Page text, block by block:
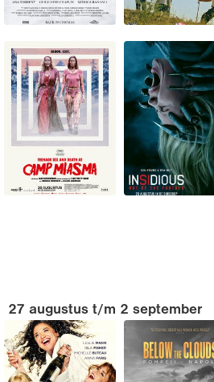
27 augustus t/m 2 september